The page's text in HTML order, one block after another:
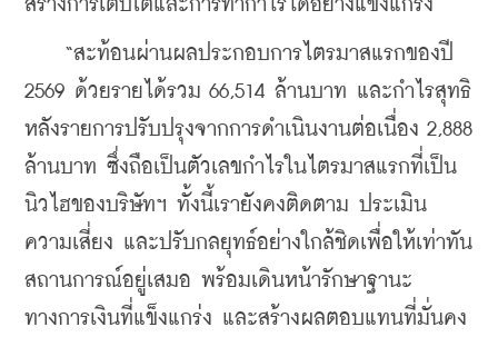
สร้างการเติบโตและการทำกำไรได้อย่างแข็งแกร่ง
“สะท้อนผ่านผลประกอบการไตรมาสแรกของปี
2569 ด้วยรายได้รวม 66,514 ล้านบาท และกำไรสุทธิ
หลังรายการปรับปรุงจากการดำเนินงานต่อเนื่อง 2,888
ล้านบาท ซึ่งถือเป็นตัวเลขกำไรในไตรมาสแรกที่เป็น
นิวไฮของบริษัทฯ ทั้งนี้เรายังคงติดตาม ประเมิน
ความเสี่ยง และปรับกลยุทธ์อย่างใกล้ชิดเพื่อให้เท่าทัน
สถานการณ์อยู่เสมอ พร้อมเดินหน้ารักษาฐานะ
ทางการเงินที่แข็งแกร่ง และสร้างผลตอบแทนที่มั่นคง